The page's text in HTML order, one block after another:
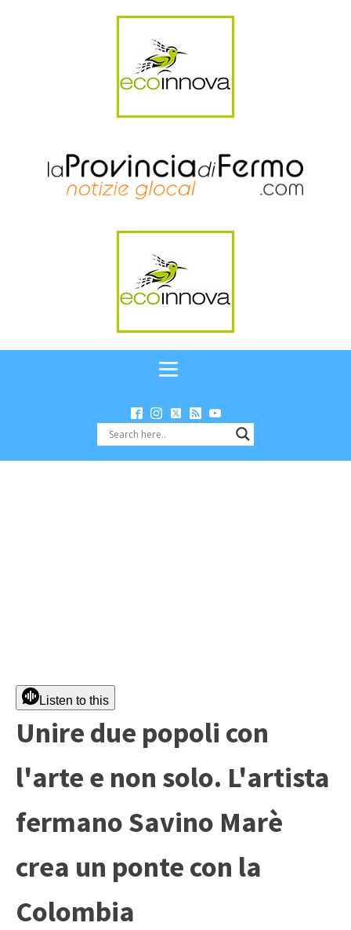
Listen to this
Unire due popoli con
l'arte e non solo. L'artista
fermano Savino Marè
crea un ponte con la
Colombia